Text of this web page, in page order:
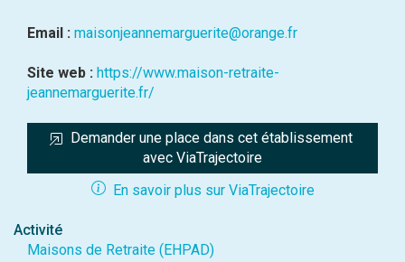
Email : maisonjeannemarguerite@orange.fr
Site web : https://www.maison-retraite-
jeannemarguerite.fr/
Demander une place dans cet établissement
avec ViaTrajectoire
En savoir plus sur ViaTrajectoire
Activité
Maisons de Retraite (EHPAD)